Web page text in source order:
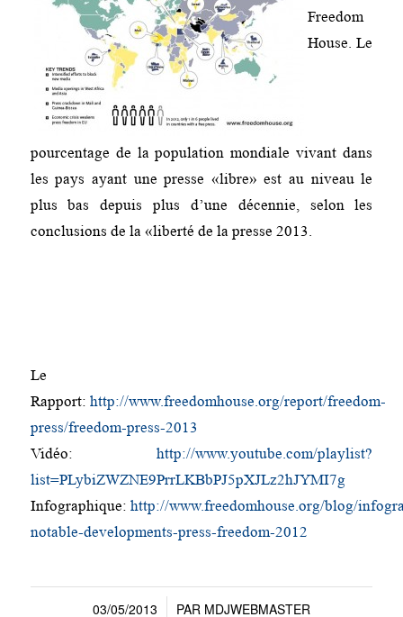
Freedom
House. Le
pourcentage de la population mondiale vivant dans
les pays ayant une presse «libre» est au niveau le
plus bas depuis plus d’une décennie, selon les
conclusions de la «liberté de la presse 2013.
Le
Rapport: http://www.freedomhouse.org/report/freedom-
press/freedom-press-2013
Vidéo:http://www.youtube.com/playlist?
list=PLybiZWZNE9PrrLKBbPJ5pXJLz2hJYMI7g
Infographique: http://www.freedomhouse.org/blog/
notable-developments-press-freedom-2012
03/05/2013
/ PAR MDJWEBMASTER